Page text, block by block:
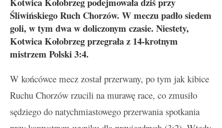
Śliwińskiego Ruch Chorzów. W meczu padło siedem
goli, w tym dwa w doliczonym czasie. Niestety,
Kotwica Kołobrzeg przegrała z 14-krotnym
mistrzem Polski 3:4.
W końcówce mecz został przerwany, po tym jak kibice
Ruchu Chorzów rzucili na murawę race, co zmusiło
sędziego do natychmiastowego przerwania spotkania